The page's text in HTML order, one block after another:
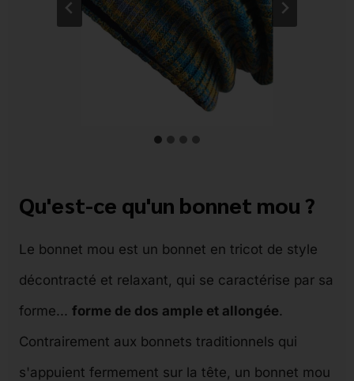
Qu'est-ce qu'un bonnet mou ?
Le bonnet mou est un bonnet en tricot de style
décontracté et relaxant, qui se caractérise par sa
forme... forme de dos ample et allongée.
Contrairement aux bonnets traditionnels qui
s'appuient fermement sur la tête, un bonnet mou